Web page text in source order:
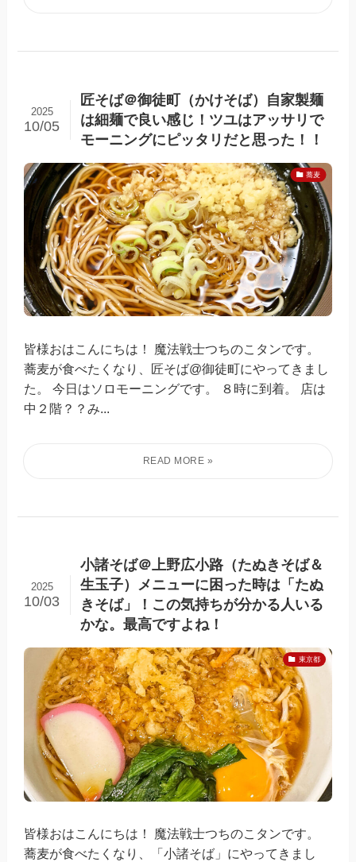
匠そば＠御徒町（かけそば）自家製麺
は細麺で良い感じ！ツユはアッサリで
モーニングにピッタリだと思った！！
2025
10/05
蕎麦
皆様おはこんにちは！ 魔法戦士つちのこタンです。
蕎麦が食べたくなり、匠そば@御徒町にやってきまし
た。 今日はソロモーニングです。 ８時に到着。 店は
中２階？？み...
小諸そば＠上野広小路（たぬきそば＆
生玉子）メニューに困った時は「たぬ
きそば」！この気持ちが分かる人いる
かな。最高ですよね！
2025
10/03
東京都
皆様おはこんにちは！ 魔法戦士つちのこタンです。
蕎麦が食べたくなり、「小諸そば」にやってきまし